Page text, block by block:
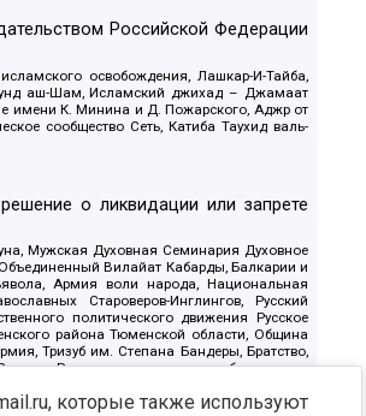
Российской Федерации
освобождения, Лашкар-И-Тайба,
аш-Шам, Исламский джихад – Джамаат
имени К. Минина и Д. Пожарского, Аджр от
сообщество Сеть, Катиба Таухид валь-
о ликвидации или запрете
Мужская Духовная Семинария Духовное
Вилайат Кабарды, Балкарии и
Армия воли народа, Национальная
Староверов-Инглингов, Русский
политического движения Русское
района Тюменской области, Община
Тризуб им. Степана Бандеры, Братство,
Русское национальное объединение
инициативная группа, Автоград
которые также используют